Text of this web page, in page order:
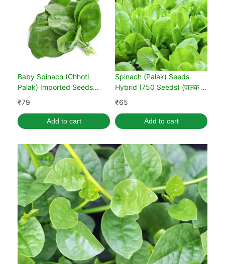
Baby Spinach (Chhoti
Palak) Imported Seeds
(पालक के बीज)
₹79
Add to cart
Spinach (Palak) Seeds
Hybrid (750 Seeds) (पालक के
बीज)
₹65
Add to cart